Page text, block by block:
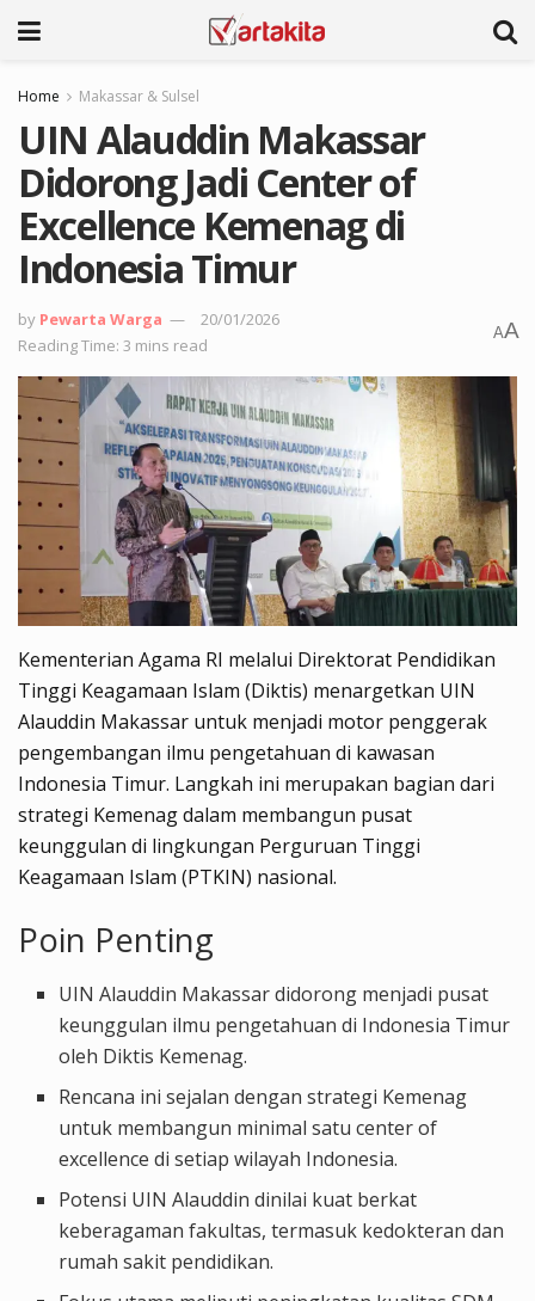
Home Makassar & Sulsel
UIN Alauddin Makassar
Didorong Jadi Center of
Excellence Kemenag di
Indonesia Timur
by Pewarta Warga
20/01/2026
Reading Time: 3 mins read
AA
Kementerian Agama RI melalui Direktorat Pendidikan
Tinggi Keagamaan Islam (Diktis) menargetkan UIN
Alauddin Makassar untuk menjadi motor penggerak
pengembangan ilmu pengetahuan di kawasan
Indonesia Timur. Langkah ini merupakan bagian dari
strategi Kemenag dalam membangun pusat
keunggulan di lingkungan Perguruan Tinggi
Keagamaan Islam (PTKIN) nasional.
Poin Penting
UIN Alauddin Makassar didorong menjadi pusat
keunggulan ilmu pengetahuan di Indonesia Timur
oleh Diktis Kemenag.
Rencana ini sejalan dengan strategi Kemenag
untuk membangun minimal satu center of
excellence di setiap wilayah Indonesia.
Potensi UIN Alauddin dinilai kuat berkat
keberagaman fakultas, termasuk kedokteran dan
rumah sakit pendidikan.